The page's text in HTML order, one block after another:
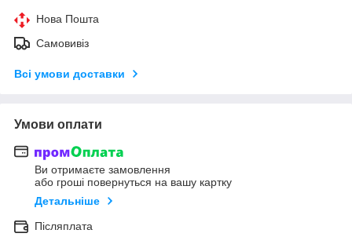
Нова Пошта
Самовивіз
Всі умови доставки
Умови оплати
Ви отримаєте замовлення
або гроші повернуться на вашу картку
Детальніше
Післяплата